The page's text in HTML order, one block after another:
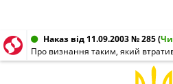
Наказ від 11.09.2003 № 285(